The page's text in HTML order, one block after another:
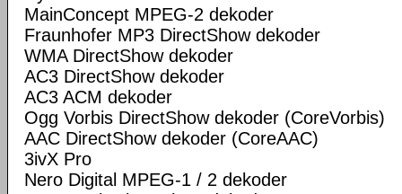
MainConcept MPEG-2 dekoder
Fraunhofer MP3 DirectShow dekoder
WMA DirectShow dekoder
AC3 DirectShow dekoder
AC3 ACM dekoder
Ogg Vorbis DirectShow dekoder (CoreVorbis)
AAC DirectShow dekoder (CoreAAC)
3ivX Pro
Nero Digital MPEG-1 / 2 dekoder